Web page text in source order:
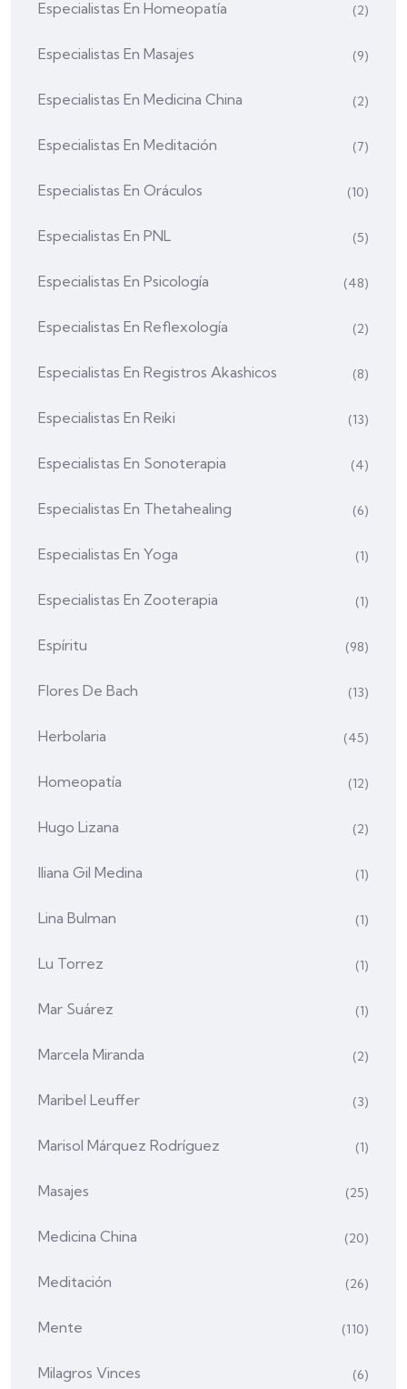
Especialistas En Homeopatía (2)
Especialistas En Masajes (9)
Especialistas En Medicina China (2)
Especialistas En Meditación (7)
Especialistas En Oráculos (10)
Especialistas En PNL (5)
Especialistas En Psicología (48)
Especialistas En Reflexología (2)
Especialistas En Registros Akashicos (8)
Especialistas En Reiki (13)
Especialistas En Sonoterapia (4)
Especialistas En Thetahealing (6)
Especialistas En Yoga (1)
Especialistas En Zooterapia (1)
Espíritu (98)
Flores De Bach (13)
Herbolaria (45)
Homeopatía (12)
Hugo Lizana (2)
Iliana Gil Medina (1)
Lina Bulman (1)
Lu Torrez (1)
Mar Suárez (1)
Marcela Miranda (2)
Maribel Leuffer (3)
Marisol Márquez Rodríguez (1)
Masajes (25)
Medicina China (20)
Meditación (26)
Mente (110)
Milagros Vinces (6)